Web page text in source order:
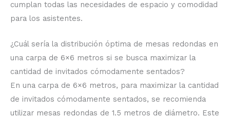
cumplan todas las necesidades de espacio y comodidad
para los asistentes.
¿Cuál sería la distribución óptima de mesas redondas en
una carpa de 6×6 metros si se busca maximizar la
cantidad de invitados cómodamente sentados?
En una carpa de 6×6 metros, para maximizar la cantidad
de invitados cómodamente sentados, se recomienda
utilizar mesas redondas de 1.5 metros de diámetro. Este